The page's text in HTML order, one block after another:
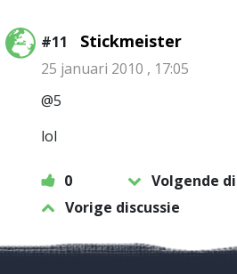
#11 Stickmeister
25 januari 2010 , 17:05
@5
lol
0
Volgende
Vorige discussie